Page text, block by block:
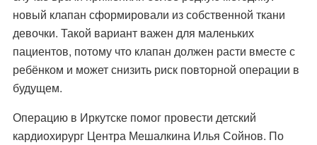
новый клапан сформировали из собственной ткани
девочки. Такой вариант важен для маленьких
пациентов, потому что клапан должен расти вместе с
ребёнком и может снизить риск повторной операции в
будущем.
Операцию в Иркутске помог провести детский
кардиохирург Центра Мешалкина Илья Сойнов. По